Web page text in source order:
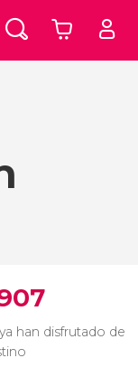
han disfrutado de